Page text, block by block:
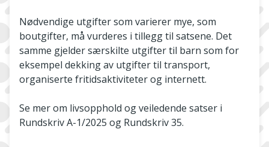
Nødvendige utgifter som varierer mye, som
boutgifter, må vurderes i tillegg til satsene. Det
samme gjelder særskilte utgifter til barn som for
eksempel dekking av utgifter til transport,
organiserte fritidsaktiviteter og internett.
Se mer om livsopphold og veiledende satser i
Rundskriv A-1/2025 og Rundskriv 35.